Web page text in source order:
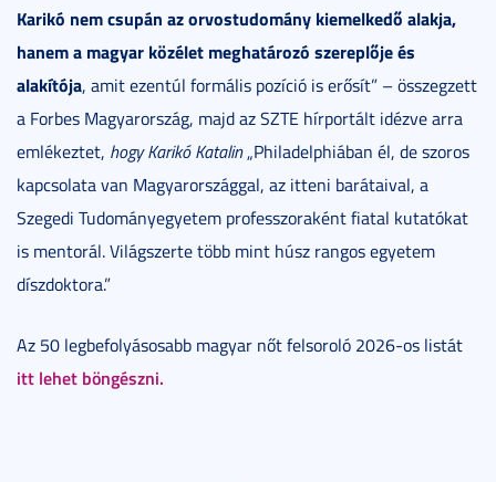
Karikó nem csupán az orvostudomány kiemelkedő alakja,
hanem a magyar közélet meghatározó szereplője és
alakítója, amit ezentúl formális pozíció is erősít” – összegzett
a Forbes Magyarország, majd az SZTE hírportált idézve arra
emlékeztet, hogy Karikó Katalin„Philadelphiában él, de szoros
kapcsolata van Magyarországgal, az itteni barátaival, a
Szegedi Tudományegyetem professzoraként fiatal kutatókat
is mentorál. Világszerte több mint húsz rangos egyetem
díszdoktora.”
Az 50 legbefolyásosabb magyar nőt felsoroló 2026-os listát
itt lehet böngészni.